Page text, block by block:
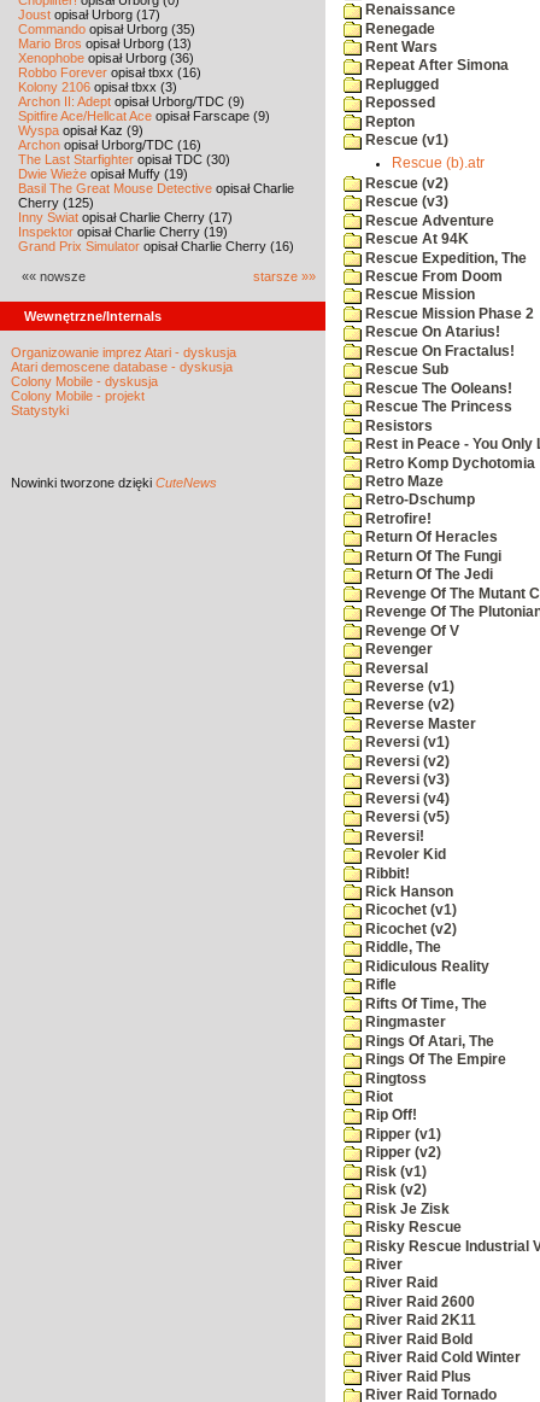
Joust opisał Urborg (17)
Commando opisał Urborg (35)
Mario Bros opisał Urborg (13)
Xenophobe opisał Urborg (36)
Robbo Forever opisał tbxx (16)
Kolony 2106 opisał tbxx (3)
Archon II: Adept opisał Urborg/TDC (9)
Spitfire Ace/Hellcat Ace opisał Farscape (9)
Wyspa opisał Kaz (9)
Archon opisał Urborg/TDC (16)
The Last Starfighter opisał TDC (30)
Dwie Wieże opisał Muffy (19)
Basil The Great Mouse Detective opisał Charlie
Cherry (125)
Inny Świat opisał Charlie Cherry (17)
Inspektor opisał Charlie Cherry (19)
Grand Prix Simulator opisał Charlie Cherry (16)
«« nowsze starsze »»
Wewnętrzne/Internals
Organizowanie imprez Atari - dyskusja
Atari demoscene database - dyskusja
Colony Mobile - dyskusja
Colony Mobile - projekt
Statystyki
Nowinki tworzone dzięki CuteNews
Renaissance
Renegade
Rent Wars
Repeat After Simona
Replugged
Repossed
Repton
Rescue (v1)
Rescue (b).atr
Rescue (v2)
Rescue (v3)
Rescue Adventure
Rescue At 94K
Rescue Expedition, The
Rescue From Doom
Rescue Mission
Rescue Mission Phase 2
Rescue On Atarius!
Rescue On Fractalus!
Rescue Sub
Rescue The Ooleans!
Rescue The Princess
Resistors
Rest in Peace - You Only
Retro Komp Dychotomia
Retro Maze
Retro-Dschump
Retrofire!
Return Of Heracles
Return Of The Fungi
Return Of The Jedi
Revenge Of The Mutant
Revenge Of The
Revenge Of V
Revenger
Reversal
Reverse (v1)
Reverse (v2)
Reverse Master
Reversi (v1)
Reversi (v2)
Reversi (v3)
Reversi (v4)
Reversi (v5)
Reversi!
Revoler Kid
Ribbit!
Rick Hanson
Ricochet (v1)
Ricochet (v2)
Riddle, The
Ridiculous Reality
Rifle
Rifts Of Time, The
Ringmaster
Rings Of Atari, The
Rings Of The Empire
Ringtoss
Riot
Rip Off!
Ripper (v1)
Ripper (v2)
Risk (v1)
Risk (v2)
Risk Je Zisk
Risky Rescue
Risky Rescue Industrial
River
River Raid
River Raid 2600
River Raid 2K11
River Raid Bold
River Raid Cold Winter
River Raid Plus
River Raid Tornado